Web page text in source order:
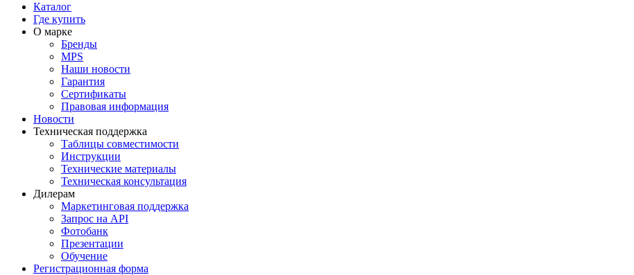
Каталог
Где купить
О марке
Бренды
MPS
Наши новости
Гарантия
Сертификаты
Правовая информация
Новости
Техническая поддержка
Таблицы совместимости
Инструкции
Технические материалы
Техническая консультация
Дилерам
Маркетинговая поддержка
Запрос на API
Фотобанк
Презентации
Обучение
Регистрационная форма